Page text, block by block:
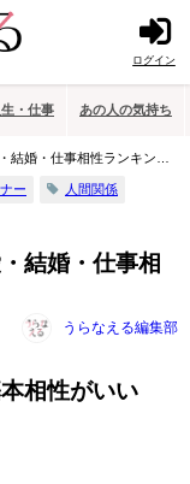
ログイン
生・仕事 あの人の気持ち
結婚・仕事相性ランキング
ー 人間関係
結婚・仕事相
うらなえる編集部
相性がいい